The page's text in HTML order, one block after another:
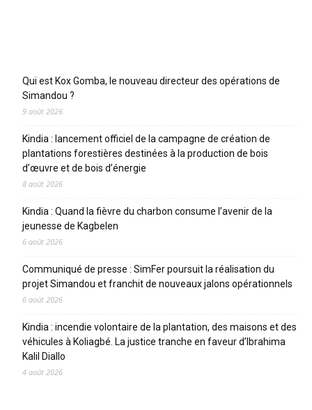
Qui est Kox Gomba, le nouveau directeur des opérations de
Simandou ?
9 août 2026
Kindia : lancement officiel de la campagne de création de
plantations forestières destinées à la production de bois
d’œuvre et de bois d’énergie
8 août 2026
Kindia : Quand la fièvre du charbon consume l’avenir de la
jeunesse de Kagbelen
6 août 2026
Communiqué de presse : SimFer poursuit la réalisation du
projet Simandou et franchit de nouveaux jalons opérationnels
6 août 2026
Kindia : incendie volontaire de la plantation, des maisons et des
véhicules à Koliagbé. La justice tranche en faveur d’Ibrahima
Kalil Diallo
4 août 2026